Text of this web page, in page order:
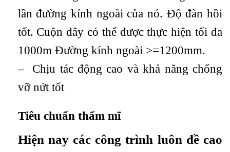
lần đường kính ngoài của nó. Độ đàn hồi
tốt. Cuộn dây có thể được thực hiện tối đa
1000m Đường kính ngoài >=1200mm.
– Chịu tác động cao và khả năng chống
vỡ nứt tốt
Tiêu chuẩn thẩm mĩ
Hiện nay các công trình luôn đề cao